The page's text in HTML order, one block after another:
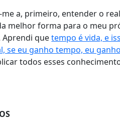
a, primeiro, entender o
melhor forma para o meu
Aprendi quetempo é vida, e
se eu ganho tempo, eu
todos esses